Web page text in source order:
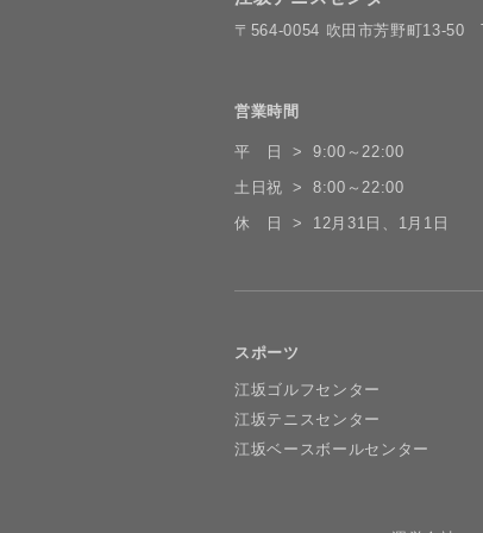
〒564-0054 吹田市芳野町13-50
営業時間
平 日
9:00～22:00
土日祝
8:00～22:00
休 日
12月31日、1月1日
スポーツ
江坂ゴルフセンター
江坂テニスセンター
江坂ベースボールセンター